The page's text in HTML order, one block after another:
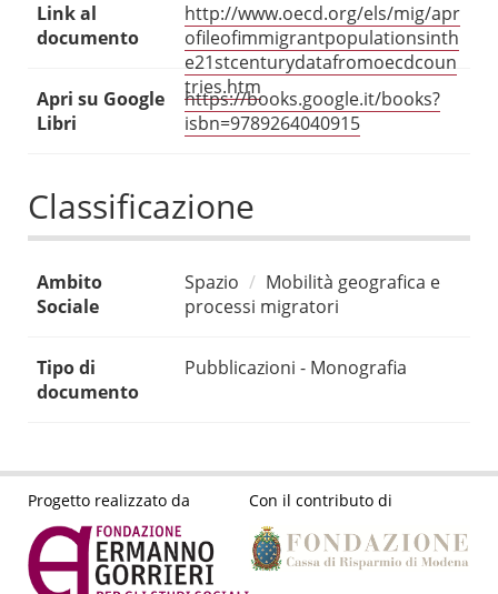
Link al
documento
http://www.oecd.org/els/mig/apr
ofileofimmigrantpopulationsinth
e21stcenturydatafromoecdcoun
tries.htm
Apri su Google
Libri
https://books.google.it/books?
isbn=9789264040915
Classificazione
Ambito
Sociale
Spazio
Mobilità geografica e
processi migratori
Tipo di
documento
Pubblicazioni - Monografia
Progetto realizzato da Con il contributo di